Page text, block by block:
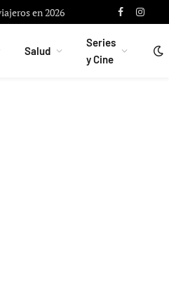
en 2026 Facebook
Salud
Series
y Cine